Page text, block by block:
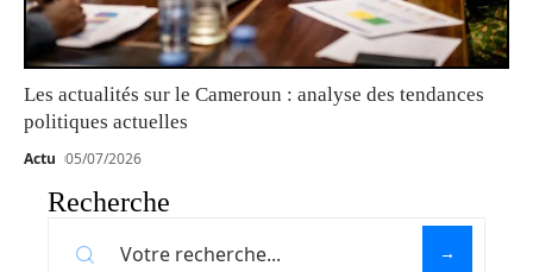
Les actualités sur le Cameroun : analyse des tendances
politiques actuelles
Actu 05/07/2026
Recherche